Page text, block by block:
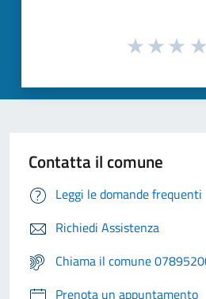
Contatta il comune
Leggi le domande frequenti
Richiedi Assistenza
Chiama il comune
Prenota un appuntamento